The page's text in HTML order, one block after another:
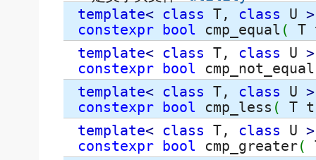
template< class T, class U >
constexpr bool cmp_equal (
T
template< class T, class U >
constexpr bool cmp_not_equal
template< class T, class U >
constexpr bool cmp_less (
T
template< class T, class U >
constexpr bool cmp_greater(